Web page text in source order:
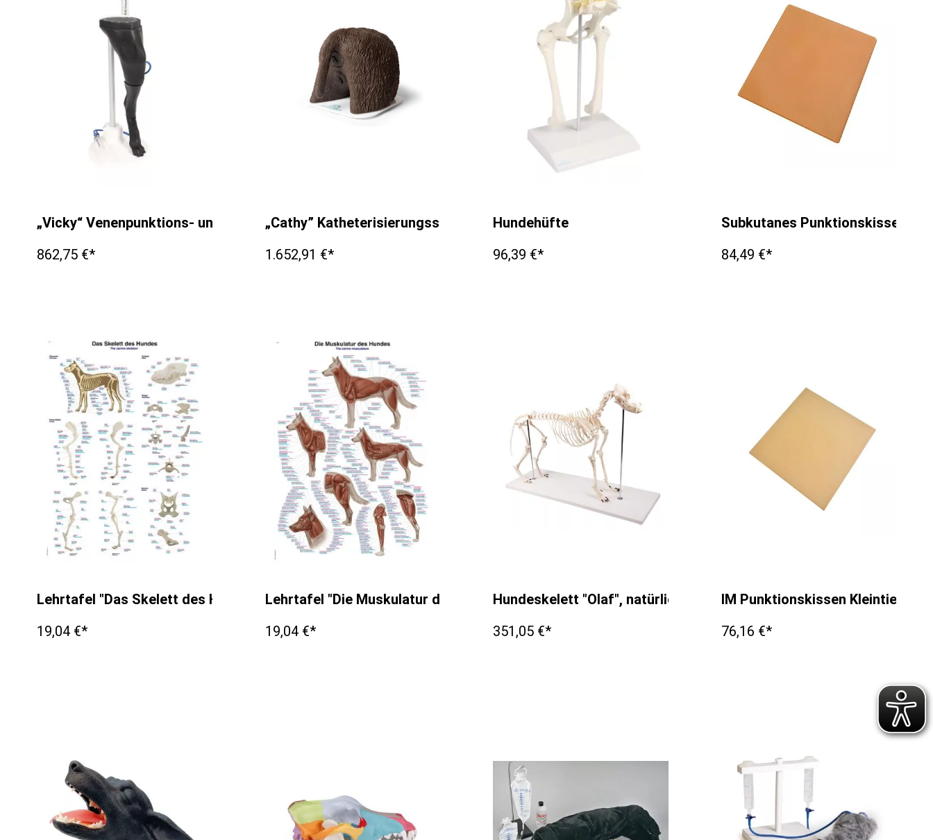
„Vicky“ Venenpunktions- und I.M.-Simulator
862,75 €*
„Cathy” Katheterisierungssimulator für Hündinnen
1.652,91 €*
Hundehüfte
96,39 €*
Subkutanes Punktionskissen
84,49 €*
Lehrtafel "Das Skelett des Hundes", 50x70cm
19,04 €*
Lehrtafel "Die Muskulatur des Hundes", 50x70cm
19,04 €*
Hundeskelett "Olaf", natürliche Größe
351,05 €*
IM Punktionskissen Kleintier
76,16 €*